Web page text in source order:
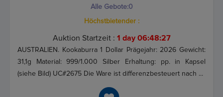
Alle Gebote:0
Höchstbietender :
Auktion Startzeit : 1 day 06:48:26
AUSTRALIEN. Kookaburra 1 Dollar Prägejahr: 2026 Gewicht:
31,1g Material: 999/1.000 Silber Erhaltung: pp. in Kapsel
(siehe Bild) UC#2675 Die Ware ist differenzbesteuert nach ...